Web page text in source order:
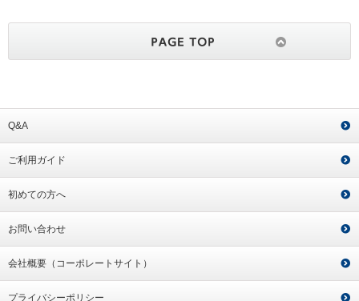
Q&A
ご利用ガイド
初めての方へ
お問い合わせ
会社概要（コーポレートサイト）
プライバシーポリシー